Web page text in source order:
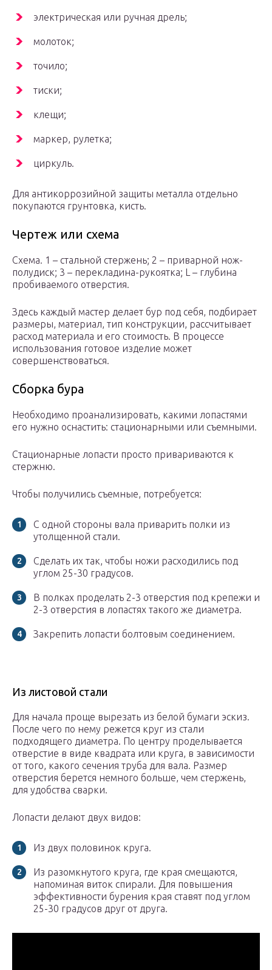
электрическая или ручная дрель;
молоток;
точило;
тиски;
клещи;
маркер, рулетка;
циркуль.
Для антикоррозийной защиты металла отдельно
покупаются грунтовка, кисть.
Чертеж или схема
Схема. 1 – стальной стержень; 2 – приварной нож-
полудиск; 3 – перекладина-рукоятка; L – глубина
пробиваемого отверстия.
Здесь каждый мастер делает бур под себя, подбирает
размеры, материал, тип конструкции, рассчитывает
расход материала и его стоимость. В процессе
использования готовое изделие может
совершенствоваться.
Сборка бура
Необходимо проанализировать, какими лопастями
его нужно оснастить: стационарными или съемными.
Стационарные лопасти просто привариваются к
стержню.
Чтобы получились съемные, потребуется:
С одной стороны вала приварить полки из
утолщенной стали.
Сделать их так, чтобы ножи расходились под
углом 25-30 градусов.
В полках проделать 2-3 отверстия под крепежи и
2-3 отверстия в лопастях такого же диаметра.
Закрепить лопасти болтовым соединением.
Из листовой стали
Для начала проще вырезать из белой бумаги эскиз.
После чего по нему режется круг из стали
подходящего диаметра. По центру проделывается
отверстие в виде квадрата или круга, в зависимости
от того, какого сечения труба для вала. Размер
отверстия берется немного больше, чем стержень,
для удобства сварки.
Лопасти делают двух видов:
Из двух половинок круга.
Из разомкнутого круга, где края смещаются,
напоминая виток спирали. Для повышения
эффективности бурения края ставят под углом
25-30 градусов друг от друга.